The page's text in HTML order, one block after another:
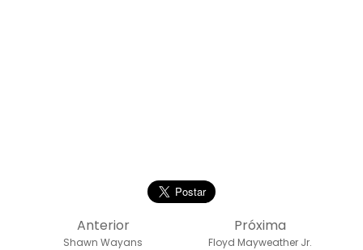
Próxima
Floyd Mayweather Jr.
Anterior
Shawn Wayans